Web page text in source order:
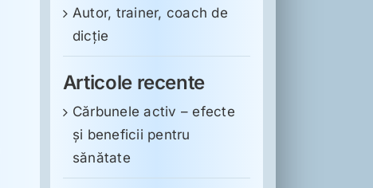
Autor, trainer, coach de
dicție
Articole recente
Cărbunele activ – efecte
și beneficii pentru
sănătate